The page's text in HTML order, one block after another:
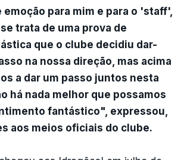
emoção para mim e para o 'staff',
trata de uma prova de
que o clube decidiu dar-
na nossa direção, mas acima
a dar um passo juntos nesta
há nada melhor que possamos
fantástico", expressou,
aos meios oficiais do clube.